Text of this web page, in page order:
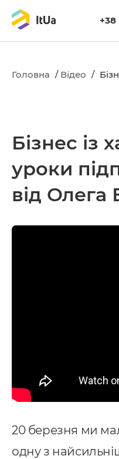
+38
Головна / Відео /
Бізнес із
уроки
від
20 березня ми
одну з